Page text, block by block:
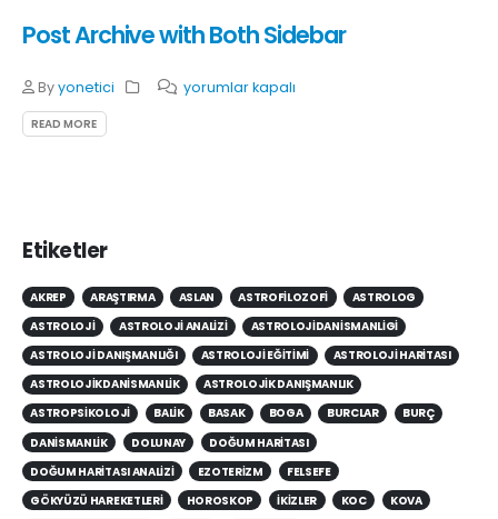
Post Archive with Both Sidebar
Byyonetici
Post
yorumlar kapalı
READ MORE
Etiketler
AKREP ARAŞTIRMA ASLAN ASTROFILOZOFI
ASTROLOG
ASTROLOJI
ASTROLOJI ANALIZI
ASTROLOJIDANISMANLIGI
ASTROLOJI DANIŞMANLIĞI
ASTROLOJI EĞITIMI
ASTROLOJI HARITASI
ASTROLOJIKDANISMANLIK
ASTROLOJIK DANIŞMANLIK
ASTROPSIKOLOJI
BALIK BASAK BOGA BURCLAR
BURÇ
DANISMANLIK
DOLUNAY
DOĞUM HARITASI
DOĞUM HARITASI ANALIZI
EZOTERIZM
FELSEFE
GÖKYÜZÜ HAREKETLERI
HOROSKOP IKIZLER KOC
KOVA